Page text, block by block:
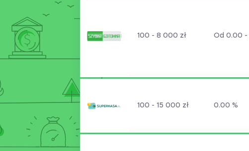
100 - 8 000 zł Od 0.00 -
100 - 15 000 zł 0.00 %